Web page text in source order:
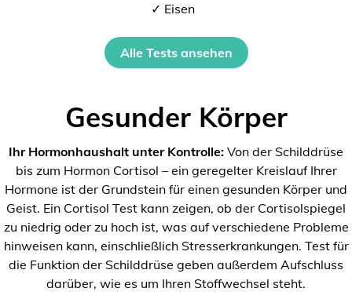
✓ Eisen
Alle Tests ansehen
Gesunder Körper
Ihr Hormonhaushalt unter Kontrolle: Von der Schilddrüse
bis zum Hormon Cortisol – ein geregelter Kreislauf Ihrer
Hormone ist der Grundstein für einen gesunden Körper und
Geist. Ein Cortisol Test kann zeigen, ob der Cortisolspiegel
zu niedrig oder zu hoch ist, was auf verschiedene Probleme
hinweisen kann, einschließlich Stresserkrankungen. Test für
die Funktion der Schilddrüse geben außerdem Aufschluss
darüber, wie es um Ihren Stoffwechsel steht.